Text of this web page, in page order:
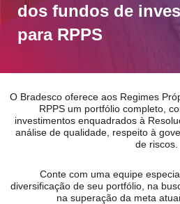
dos fundos de
para RPPS
O Bradesco oferece aos Regimes
RPPS um portfólio completo,
investimentos enquadrados à
análise de qualidade, respeito à
de riscos.
Conte com uma equipe
diversificação de seu portfólio, na
na superação da meta